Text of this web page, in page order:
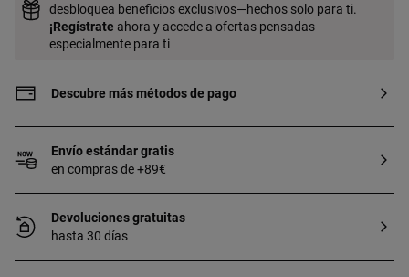
desbloquea beneficios exclusivos—hechos solo para ti.
¡Regístrate ahora y accede a ofertas pensadas
especialmente para ti
Descubre más métodos de pago
Envío estándar gratis
en compras de +89€
Devoluciones gratuitas
hasta 30 días